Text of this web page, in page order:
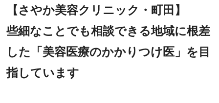
【さやか美容クリニック・町田】
些細なことでも相談できる地域に根差
した「美容医療のかかりつけ医」を目
指しています